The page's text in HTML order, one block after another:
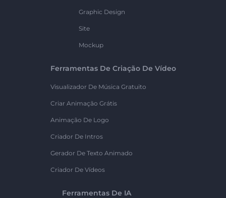
Graphic Design
Site
Mockup
Ferramentas De Criação De Vídeo
Visualizador De Música Gratuito
Criar Animação Grátis
Animação De Logo
Criador De Intros
Gerador De Texto Animado
Criador De Vídeos
Ferramentas De IA